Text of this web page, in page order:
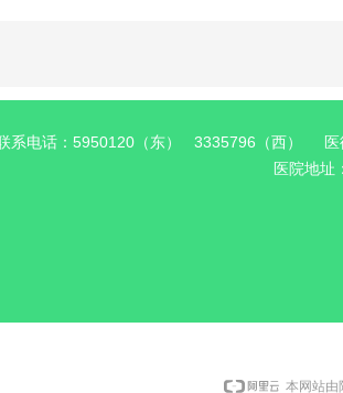
系电话：5950120（东） 3335796（西）
医院地
本网站由